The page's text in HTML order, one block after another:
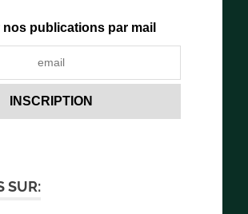
nos publications par mail
SUR: